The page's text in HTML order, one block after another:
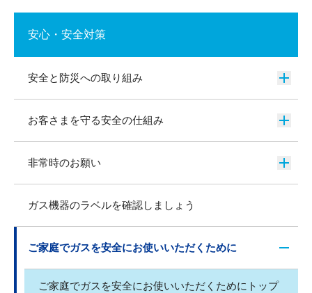
安心・安全対策
安全と防災への取り組み
お客さまを守る安全の仕組み
非常時のお願い
ガス機器のラベルを確認しましょう
ご家庭でガスを安全にお使いいただくために
ご家庭でガスを安全にお使いいただくためにトップ